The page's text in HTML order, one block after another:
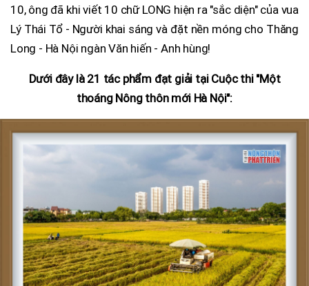
10, ông đã khi viết 10 chữ LONG hiện ra "sắc diện" của vua
Lý Thái Tổ - Người khai sáng và đặt nền móng cho Thăng
Long - Hà Nội ngàn Văn hiến - Anh hùng!
Dưới đây là 21 tác phẩm đạt giải tại Cuộc thi "Một
thoáng Nông thôn mới Hà Nội":